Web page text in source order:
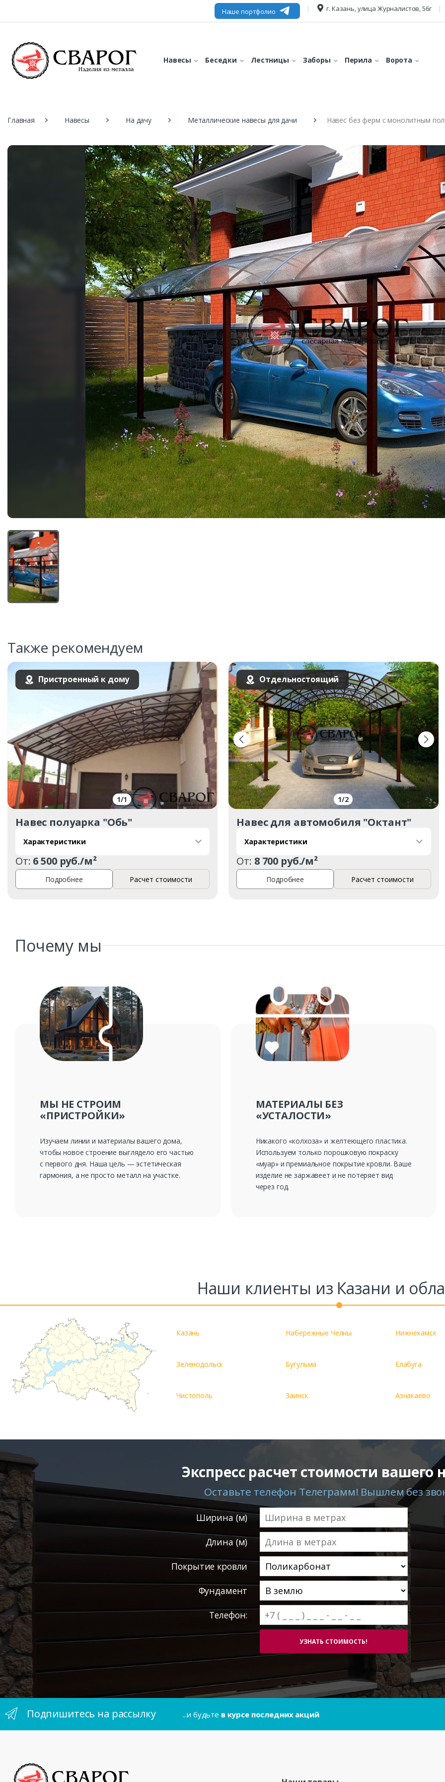
Комментарий к заказу
Наше портфолио г. Казань, улица Журналистов, 56г
Навесы Беседки Лестницы Заборы Перила Ворота
Главная Навесы На дачу Металлические навесы для дачи Навес без ферм с монолитным
Также рекомендуем
Пристроенный к дому
1/1
Навес полуарка "Обь"
Характеристики
От: 6 500 руб./м²
Подробнее Расчет стоимости
Отдельностоящий
1/2
Навес для автомобиля "Октант"
Характеристики
От: 8 700 руб./м²
Подробнее Расчет стоимости
Почему мы
МЫ НЕ СТРОИМ
«ПРИСТРОЙКИ»
Изучаем линии и материалы вашего дома,
чтобы новое строение выглядело его частью
с первого дня. Наша цель — эстетическая
гармония, а не просто металл на участке.
МАТЕРИАЛЫ БЕЗ
«УСТАЛОСТИ»
Никакого «колхоза» и желтеющего пластика.
Используем только порошковую покраску
«муар» и премиальное покрытие кровли. Ваше
изделие не заржавеет и не потеряет вид
через год.
Наши клиенты из Казани и
Казань Набережные Челны Нижнекамск
Зеленодольск Бугульма Елабуга
Чистополь Заинск Азнакаево
Экспресс расчет стоимости вашего
Оставьте телефон Телеграмм! Вышлем без
Ширина (м)
Длина (м)
Покрытие кровли
Фундамент
Телефон:
Подпишитесь на рассылку ...и будьте в курсе последних акций